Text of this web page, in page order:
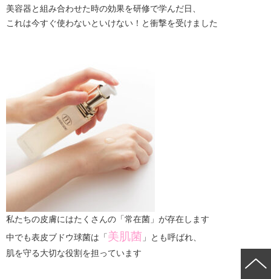
美容器と組み合わせた時の効果を研修で学んだ日、
これは今すぐ使わないといけない！と衝撃を受けました
私たちの皮膚にはたくさんの「常在菌」が存在します
中でも表皮ブドウ球菌は「美肌菌 」とも呼ばれ、
肌を守る大切な役割を担っています